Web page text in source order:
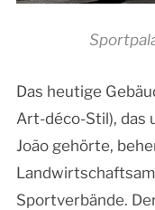
Das heutige
Art-déco-Stil), das
João gehörte,
Sportverbände.